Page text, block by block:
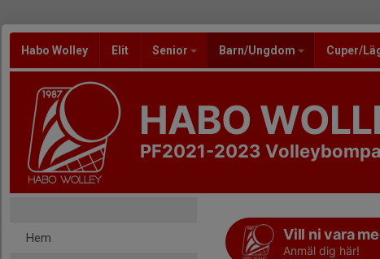
Habo Wolley Elit Senior Barn/Ungdom Cuper/
HABO
PF2021-2023 Volleybompa
Hem Vill ni vara
Anmäl dig här!